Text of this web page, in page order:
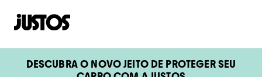
DESCUBRA O NOVO JEITO DE PROTEGER SEU